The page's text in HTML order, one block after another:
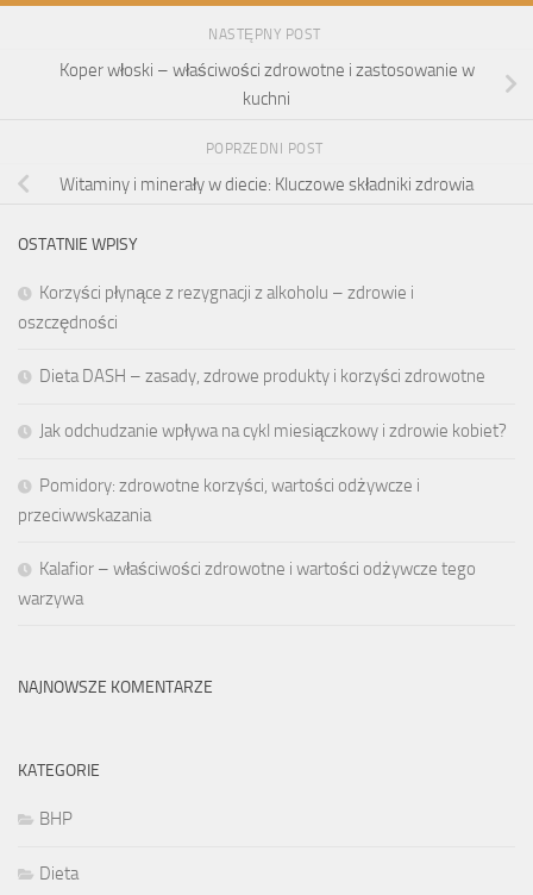
NASTĘPNY POST
Koper włoski – właściwości zdrowotne i zastosowanie w
kuchni
POPRZEDNI POST
Witaminy i minerały w diecie: Kluczowe składniki zdrowia
OSTATNIE WPISY
Korzyści płynące z rezygnacji z alkoholu – zdrowie i
oszczędności
Dieta DASH – zasady, zdrowe produkty i korzyści zdrowotne
Jak odchudzanie wpływa na cykl miesiączkowy i zdrowie kobiet?
Pomidory: zdrowotne korzyści, wartości odżywcze i
przeciwwskazania
Kalafior – właściwości zdrowotne i wartości odżywcze tego
warzywa
NAJNOWSZE KOMENTARZE
KATEGORIE
BHP
Dieta